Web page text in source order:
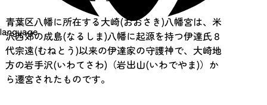
language
青葉区八幡に所在する大崎(おおさき)八幡宮は、米
沢西郊の成島(なるしま)八幡に起源を持つ伊達氏８
代宗遠(むねとう)以来の伊達家の守護神で、大崎地
方の岩手沢(いわてさわ)（岩出山(いわでやま)）か
ら遷宮されたものです。